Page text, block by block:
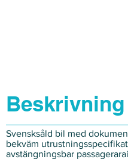
Beskrivning
Svensksåld bil med
bekväm
avstängningsbar